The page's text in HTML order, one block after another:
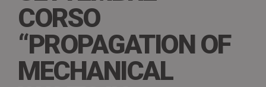
CORSO
“PROPAGATION OF
MECHANICAL